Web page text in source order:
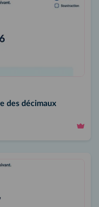
des décimaux